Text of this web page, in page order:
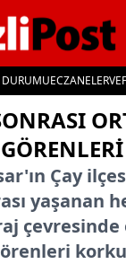
ECZANELER
Çay
yaşanan
çevresinde